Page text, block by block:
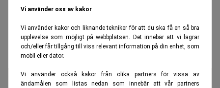
Vi använder oss av kakor
Vi använder kakor och liknande tekniker för att du ska få en så bra
upplevelse som möjligt på webbplatsen. Det innebär att vi lagrar
och/eller får tillgång till viss relevant information på din enhet, som
mobil eller dator.
Vi använder också kakor från olika partners för vissa av
ändamålen som listas nedan som innebär att vår partners